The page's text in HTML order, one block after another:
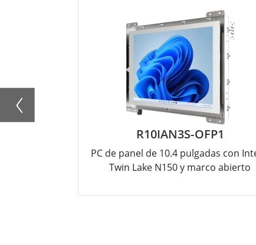
R10IAN3S-OFP1
PC de panel de 10.4 pulgadas con
Twin Lake N150 y marco abierto